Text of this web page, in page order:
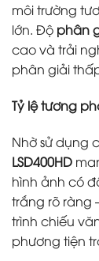
môi trường
lớn. Độ phân
cao và trải
phân giải
Tỷ lệ tương
Nhờ sử dụng
LSD400HD
hình ảnh có
trắng rõ ràng
trình chiếu
phương tiện